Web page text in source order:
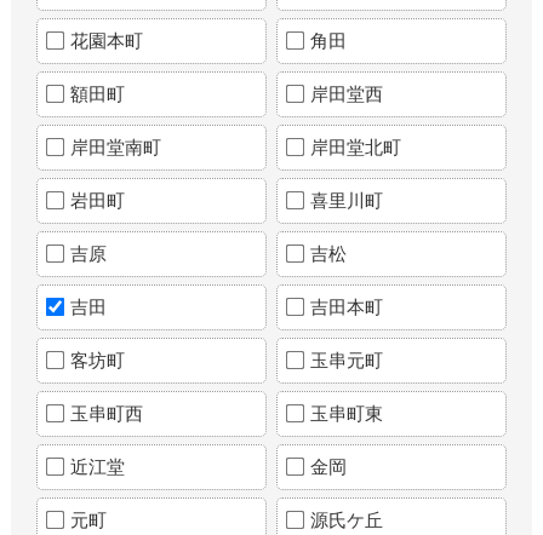
花園本町 角田
額田町 岸田堂西
岸田堂南町 岸田堂北町
岩田町 喜里川町
吉原 吉松
吉田 吉田本町
客坊町 玉串元町
玉串町西 玉串町東
近江堂 金岡
元町 源氏ケ丘